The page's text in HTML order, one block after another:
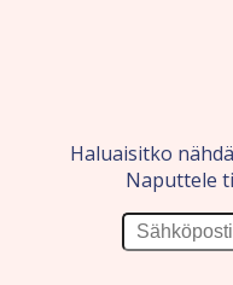
Haluaisitko
Naputtele